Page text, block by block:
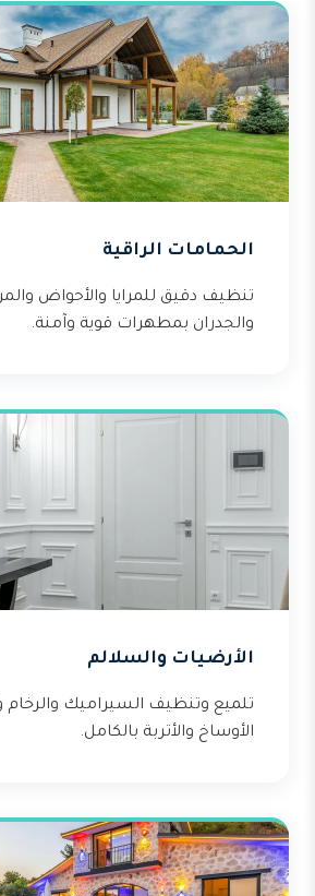
الحمامات الراقية
تنظيف دقيق للمرايا والأحواض
والجدران بمطهرات قوية وآمنة.
الأرضيات والسلالم
تلميع وتنظيف السيراميك والرخام
الأوساخ والأتربة بالكامل.